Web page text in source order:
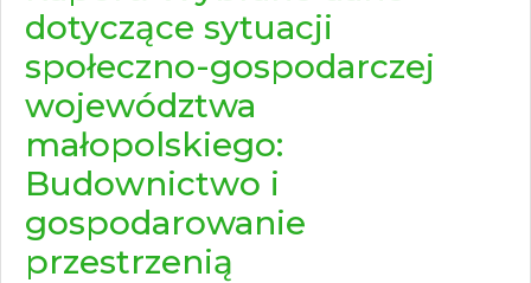
dotyczące sytuacji
społeczno-gospodarczej
województwa
małopolskiego:
Budownictwo i
gospodarowanie
przestrzenią